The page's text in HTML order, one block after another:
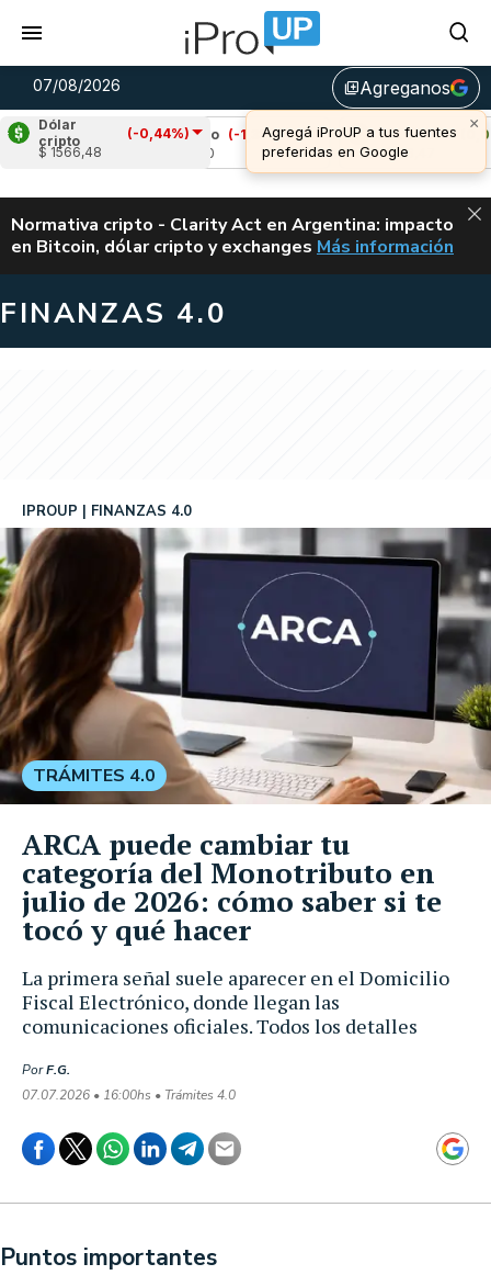
07/08/2026 library_addAgreganos
×
Agregá iProUP a tus fuentes
preferidas en Google
Dólar
cripto
(-0,44%)
$ 1566,48
Cardano (-1,33%)
Avalanche (0,06%)
u$s 6,47
ALERTA
Normativa cripto - Clarity Act en Argentina: impacto
en Bitcoin, dólar cripto y exchanges CLARITY ACT EN
Más información
FINANZAS 4.0
La primera señal suele aparecer en el Domicilio
Fiscal Electrónico, donde llegan las
comunicaciones oficiales. Todos los detalles
IPROUP FINANZAS 4.0
PorF.G.
07.07.2026 • 16:00hs • Trámites 4.0
TRÁMITES 4.0
ARCA puede cambiar tu
categoría del Monotributo en
julio de 2026: cómo saber si te
tocó y qué hacer
Puntos importantes